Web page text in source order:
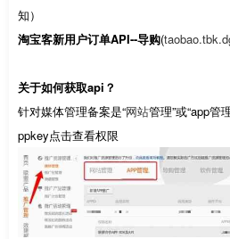
知）
淘宝客新用户订单API--导购(
关于如何获取api？
针对媒体管理备案是“网站管理”或“app管
ppkey点击查看权限